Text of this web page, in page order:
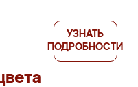
УЗНАТЬ
ПОДРОБНОСТИ